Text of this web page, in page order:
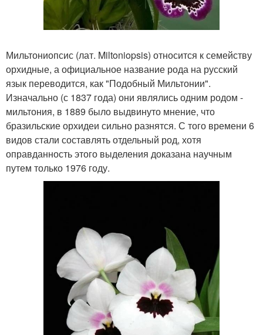
Мильтониопсис (лат. Miltoniopsis) относится к семейству
орхидные, а официальное название рода на русский
язык переводится, как "Подобный Мильтонии".
Изначально (с 1837 года) они являлись одним родом -
мильтония, в 1889 было выдвинуто мнение, что
бразильские орхидеи сильно разнятся. С того времени 6
видов стали составлять отдельный род, хотя
оправданность этого выделения доказана научным
путем только 1976 году.